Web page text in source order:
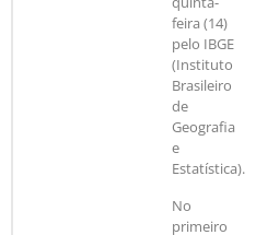
feira (14)
pelo IBGE
(Instituto
Brasileiro
de
Geografia
e
Estatística).
No
primeiro